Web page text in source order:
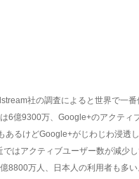
社の調査によると世界で一
6億9300万、Google+のアクティ
あるけどGoogle+がじわじわ浸透
はアクティブユーザー数が減少
8800万人、日本人の利用者も多い